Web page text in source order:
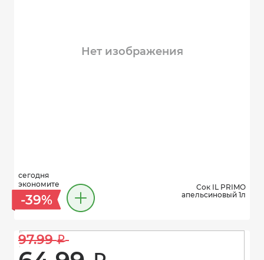
Нет изображения
сегодня
экономите
-39%
Сок IL PRIMO
апельсиновый 1л
97.99 i